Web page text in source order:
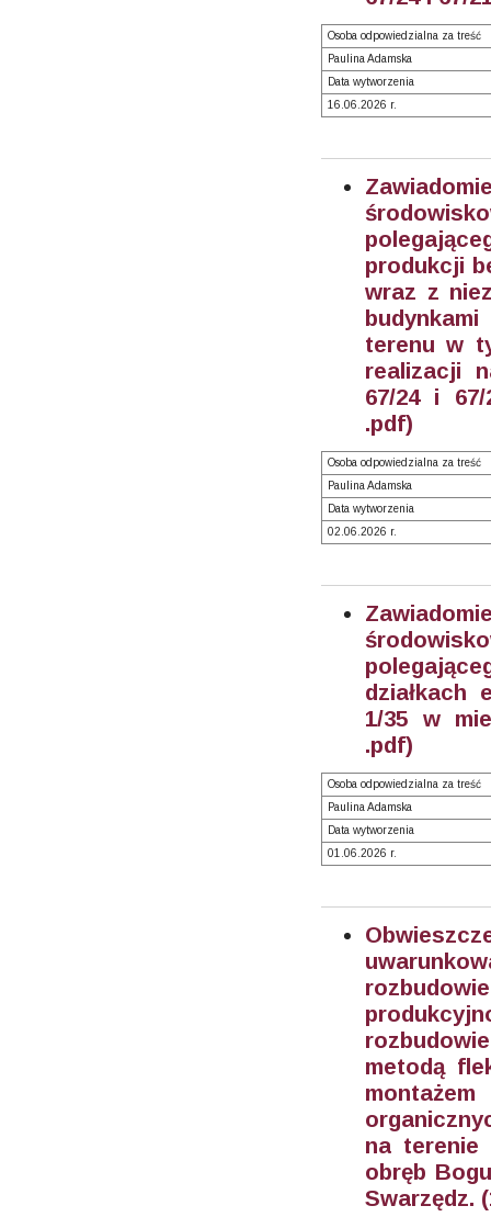
Osoba odpowiedzialna za treść
Paulina Adamska
Data wytworzenia
16.06.2026 r.
produkcji
wraz z
terenu w
realizacji
67/24 i
.pdf)
Osoba odpowiedzialna za treść
Paulina Adamska
Data wytworzenia
02.06.2026 r.
działkach
1/35 w
.pdf)
Osoba odpowiedzialna za treść
Paulina Adamska
Data wytworzenia
01.06.2026 r.
metodą
na terenie
obręb
Swarzędz.